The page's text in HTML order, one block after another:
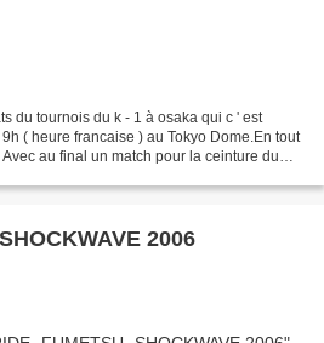
du tournois du k - 1 à osaka qui c ' est
( heure francaise ) au Tokyo Dome.En tout
au final un match pour la ceinture du
PRIDE -FUMETSU- SHOCKWAVE 2006